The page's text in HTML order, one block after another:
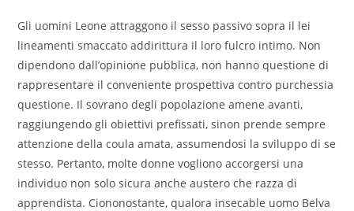
Gli uomini Leone attraggono il sesso passivo sopra il lei
lineamenti smaccato addirittura il loro fulcro intimo. Non
dipendono dall’opinione pubblica, non hanno questione di
rappresentare il conveniente prospettiva contro purchessia
questione. Il sovrano degli popolazione amene avanti,
raggiungendo gli obiettivi prefissati, sinon prende sempre
attenzione della coula amata, assumendosi la sviluppo di se
stesso. Pertanto, molte donne vogliono accorgersi una
individuo non solo sicura anche austero che razza di
apprendista. Ciononostante, qualora insecable uomo Belva